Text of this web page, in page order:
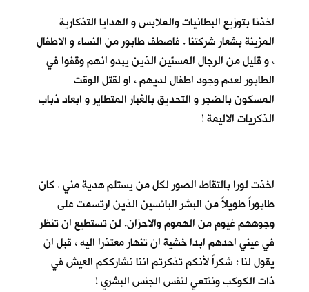
اخذنا بتوزيع البطانيات والملابس و الهدايا التذكارية
المزينة بشعار شركتنا . فاصطف طابور من النساء و الاطفال
، و قليل من الرجال المسنّين الذين يبدو انهم وقفوا في
الطابور لعدم وجود اطفال لديهم ، او لقتل الوقت
المسكون بالضجر و التحديق بالغبار المتطاير و ابعاد ذباب
الذكريات الاليمة !
اخذت لورا بالتقاط الصور لكل من يستلم هدية مني . كان
طابوراً طويلاً من البشر البائسين الذين ارتسمت على
وجوههم غيوم من الهموم والاحزان. لن تستطيع ان تنظر
في عيني احدهم ابدا خشية ان تنهار معتذرا اليه ، قبل ان
يقول لنا : شكراً لأنكم تذكرتم اننا نشارككم العيش في
ذات الكوكب وننتمي لنفس الجنس البشري !